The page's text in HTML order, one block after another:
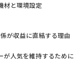
材と環境設定
が収益に直結する理由
が人気を維持するために